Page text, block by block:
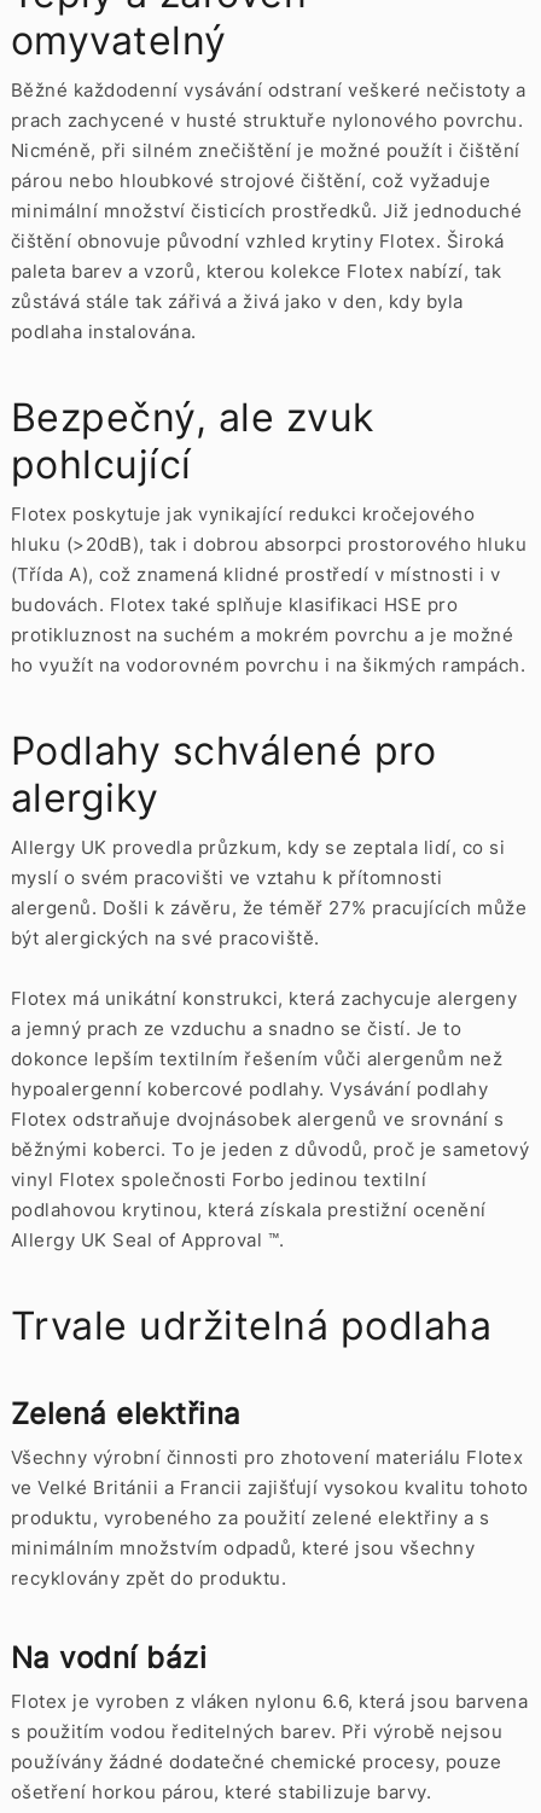
omyvatelný
Běžné každodenní vysávání odstraní veškeré nečistoty a
prach zachycené v husté struktuře nylonového povrchu.
Nicméně, při silném znečištění je možné použít i čištění
párou nebo hloubkové strojové čištění, což vyžaduje
minimální množství čisticích prostředků. Již jednoduché
čištění obnovuje původní vzhled krytiny Flotex. Široká
paleta barev a vzorů, kterou kolekce Flotex nabízí, tak
zůstává stále tak zářivá a živá jako v den, kdy byla
podlaha instalována.
Bezpečný, ale zvuk
pohlcující
Flotex poskytuje jak vynikající redukci kročejového
hluku (>20dB), tak i dobrou absorpci prostorového hluku
(Třída A), což znamená klidné prostředí v místnosti i v
budovách. Flotex také splňuje klasifikaci HSE pro
protikluznost na suchém a mokrém povrchu a je možné
ho využít na vodorovném povrchu i na šikmých rampách.
Podlahy schválené pro
alergiky
Allergy UK provedla průzkum, kdy se zeptala lidí, co si
myslí o svém pracovišti ve vztahu k přítomnosti
alergenů. Došli k závěru, že téměř 27% pracujících může
být alergických na své pracoviště.
Flotex má unikátní konstrukci, která zachycuje alergeny
a jemný prach ze vzduchu a snadno se čistí. Je to
dokonce lepším textilním řešením vůči alergenům než
hypoalergenní kobercové podlahy. Vysávání podlahy
Flotex odstraňuje dvojnásobek alergenů ve srovnání s
běžnými koberci. To je jeden z důvodů, proč je sametový
vinyl Flotex společnosti Forbo jedinou textilní
podlahovou krytinou, která získala prestižní ocenění
Allergy UK Seal of Approval ™.
Trvale udržitelná podlaha
Zelená elektřina
Všechny výrobní činnosti pro zhotovení materiálu Flotex
ve Velké Británii a Francii zajišťují vysokou kvalitu tohoto
produktu, vyrobeného za použití zelené elektřiny a s
minimálním množstvím odpadů, které jsou všechny
recyklovány zpět do produktu.
Na vodní bázi
Flotex je vyroben z vláken nylonu 6.6, která jsou barvena
s použitím vodou ředitelných barev. Při výrobě nejsou
používány žádné dodatečné chemické procesy, pouze
ošetření horkou párou, které stabilizuje barvy.